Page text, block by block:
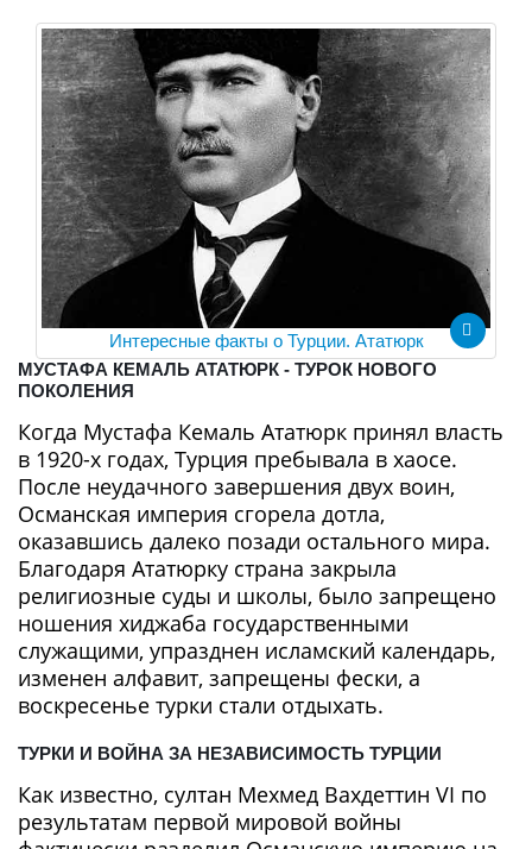
Интересные факты о Турции. Ататюрк
МУСТАФА КЕМАЛЬ АТАТЮРК - ТУРОК НОВОГО
ПОКОЛЕНИЯ
Когда Мустафа Кемаль Ататюрк принял власть
в 1920-х годах, Турция пребывала в хаосе.
После неудачного завершения двух воин,
Османская империя сгорела дотла,
оказавшись далеко позади остального мира.
Благодаря Ататюрку страна закрыла
религиозные суды и школы, было запрещено
ношения хиджаба государственными
служащими, упразднен исламский календарь,
изменен алфавит, запрещены фески, а
воскресенье турки стали отдыхать.
ТУРКИ И ВОЙНА ЗА НЕЗАВИСИМОСТЬ ТУРЦИИ
Как известно, султан Мехмед Вахдеттин VI по
результатам первой мировой войны